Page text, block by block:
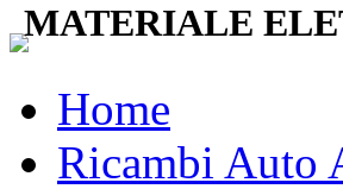
Home
Ricambi Auto
MATERIALE